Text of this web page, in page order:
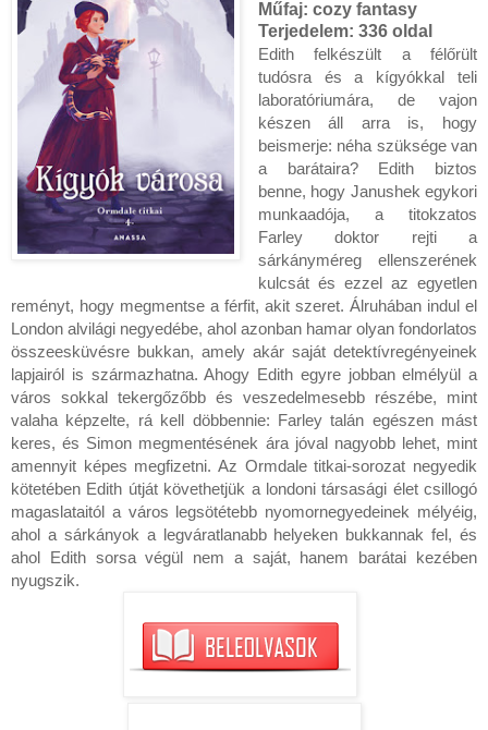
Műfaj: cozy fantasy
Terjedelem: 336 oldal
Edith felkészült a félőrült
tudósra és a kígyókkal teli
laboratóriumára, de vajon
készen áll arra is, hogy
beismerje: néha szüksége van
a barátaira? Edith biztos
benne, hogy Janushek egykori
munkaadója, a titokzatos
Farley doktor rejti a
sárkányméreg ellenszerének
kulcsát és ezzel az egyetlen
reményt, hogy megmentse a férfit, akit szeret. Álruhában indul el
London alvilági negyedébe, ahol azonban hamar olyan fondorlatos
összeesküvésre bukkan, amely akár saját detektívregényeinek
lapjairól is származhatna. Ahogy Edith egyre jobban elmélyül a
város sokkal tekergőzőbb és veszedelmesebb részébe, mint
valaha képzelte, rá kell döbbennie: Farley talán egészen mást
keres, és Simon megmentésének ára jóval nagyobb lehet, mint
amennyit képes megfizetni. Az Ormdale titkai-sorozat negyedik
kötetében Edith útját követhetjük a londoni társasági élet csillogó
magaslataitól a város legsötétebb nyomornegyedeinek mélyéig,
ahol a sárkányok a legváratlanabb helyeken bukkannak fel, és
ahol Edith sorsa végül nem a saját, hanem barátai kezében
nyugszik.